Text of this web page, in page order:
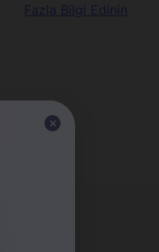
Fazla Bilgi Edinin